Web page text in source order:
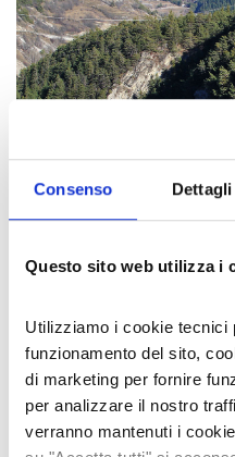
Consenso Dettagli
Questo sito web utilizza i
Utilizziamo i cookie tecnici
funzionamento del sito,
di marketing per fornire
per analizzare il nostro
verranno mantenuti i
L'AUTORE
Rosanna